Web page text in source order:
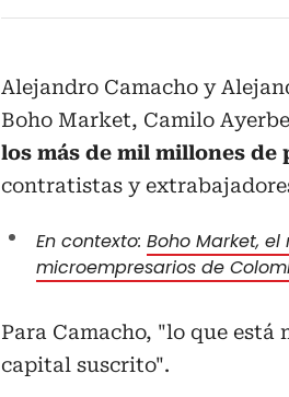
Alejandro Camacho y
Boho Market, Camilo
los más de mil millones de
contratistas y
En contexto: Boho Market,
microempresarios de
Para Camacho, "lo que
capital suscrito".